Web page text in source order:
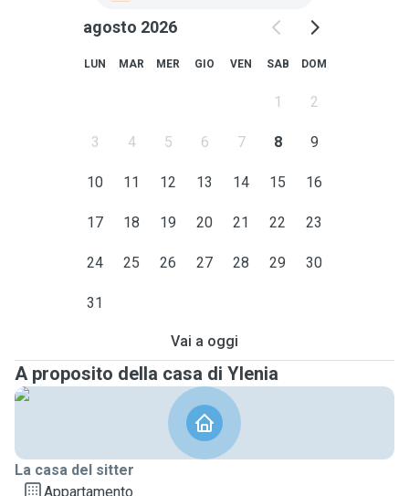
agosto 2026
LUN MAR MER GIO VEN SAB DOM
1 2
3 4 5 6 7 8 9
10 11 12 13 14 15 16
17 18 19 20 21 22 23
24 25 26 27 28 29 30
31
Vai a oggi
A proposito della casa di Ylenia
La casa del sitter
Appartamento